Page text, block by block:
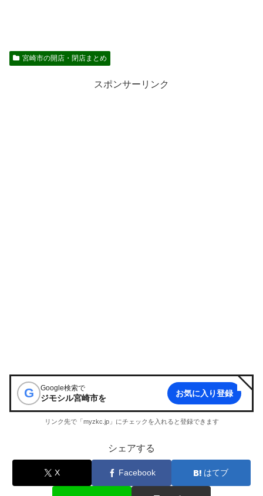
宮崎市の開店・閉店まとめ
スポンサーリンク
G Google検索で
ジモシル宮崎市を お気に入り登録
リンク先で「myzkc.jp」にチェックを入れると登録できます
シェアする
X Facebook はてブ